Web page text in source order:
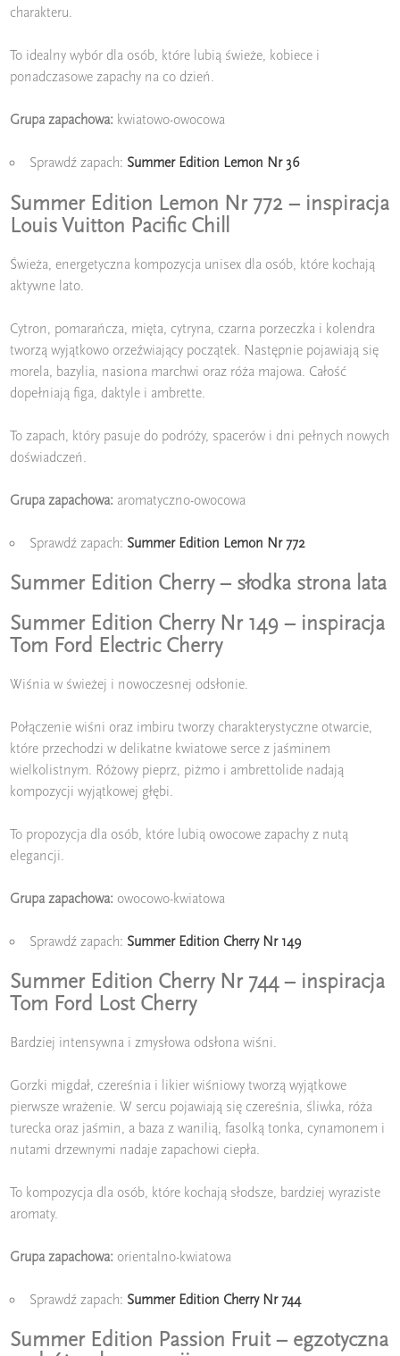
charakteru.
To idealny wybór dla osób, które lubią świeże, kobiece i
ponadczasowe zapachy na co dzień.
Grupa zapachowa: kwiatowo-owocowa
Sprawdź zapach: Summer Edition Lemon Nr 36
Summer Edition Lemon Nr 772 – inspiracja
Louis Vuitton Pacific Chill
Świeża, energetyczna kompozycja unisex dla osób, które kochają
aktywne lato.
Cytron, pomarańcza, mięta, cytryna, czarna porzeczka i kolendra
tworzą wyjątkowo orzeźwiający początek. Następnie pojawiają się
morela, bazylia, nasiona marchwi oraz róża majowa. Całość
dopełniają figa, daktyle i ambrette.
To zapach, który pasuje do podróży, spacerów i dni pełnych nowych
doświadczeń.
Grupa zapachowa: aromatyczno-owocowa
Sprawdź zapach: Summer Edition Lemon Nr 772
Summer Edition Cherry – słodka strona lata
Summer Edition Cherry Nr 149 – inspiracja
Tom Ford Electric Cherry
Wiśnia w świeżej i nowoczesnej odsłonie.
Połączenie wiśni oraz imbiru tworzy charakterystyczne otwarcie,
które przechodzi w delikatne kwiatowe serce z jaśminem
wielkolistnym. Różowy pieprz, piżmo i ambrettolide nadają
kompozycji wyjątkowej głębi.
To propozycja dla osób, które lubią owocowe zapachy z nutą
elegancji.
Grupa zapachowa: owocowo-kwiatowa
Sprawdź zapach: Summer Edition Cherry Nr 149
Summer Edition Cherry Nr 744 – inspiracja
Tom Ford Lost Cherry
Bardziej intensywna i zmysłowa odsłona wiśni.
Gorzki migdał, czereśnia i likier wiśniowy tworzą wyjątkowe
pierwsze wrażenie. W sercu pojawiają się czereśnia, śliwka, róża
turecka oraz jaśmin, a baza z wanilią, fasolką tonka, cynamonem i
nutami drzewnymi nadaje zapachowi ciepła.
To kompozycja dla osób, które kochają słodsze, bardziej wyraziste
aromaty.
Grupa zapachowa: orientalno-kwiatowa
Sprawdź zapach: Summer Edition Cherry Nr 744
Summer Edition Passion Fruit – egzotyczna